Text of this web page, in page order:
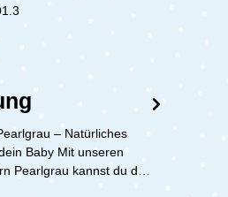
– Natürliches
Baby Mit unseren
Pearlgrau kannst du d…